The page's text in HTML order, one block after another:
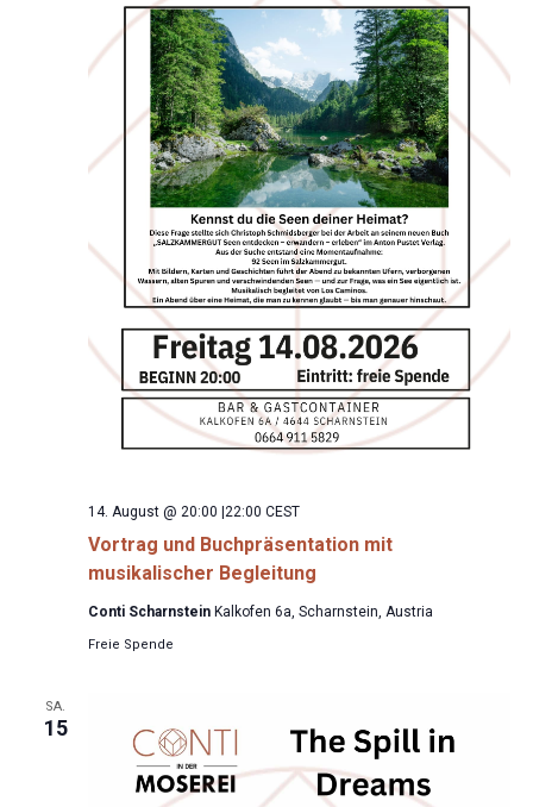
Vortrag und Buchpräsentation mit
musikalischer Begleitung
14. August @ 20:00 22:00 CEST
Conti Scharnstein Kalkofen 6a, Scharnstein, Austria
Freie Spende
SA.
15